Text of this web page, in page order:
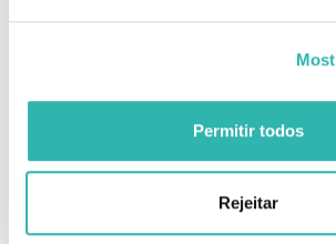
Permitir todos
Rejeitar
Produtos Relacionados